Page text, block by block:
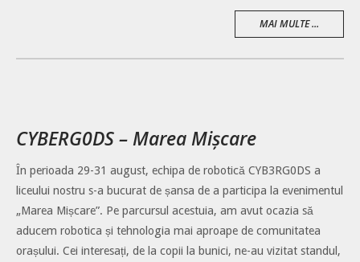
MAI MULTE ...
CYBERG0DS – Marea Mișcare
În perioada 29-31 august, echipa de robotică CYB3RG0DS a
liceului nostru s-a bucurat de șansa de a participa la evenimentul
„Marea Mișcare”. Pe parcursul acestuia, am avut ocazia să
aducem robotica și tehnologia mai aproape de comunitatea
orașului. Cei interesați, de la copii la bunici, ne-au vizitat standul,